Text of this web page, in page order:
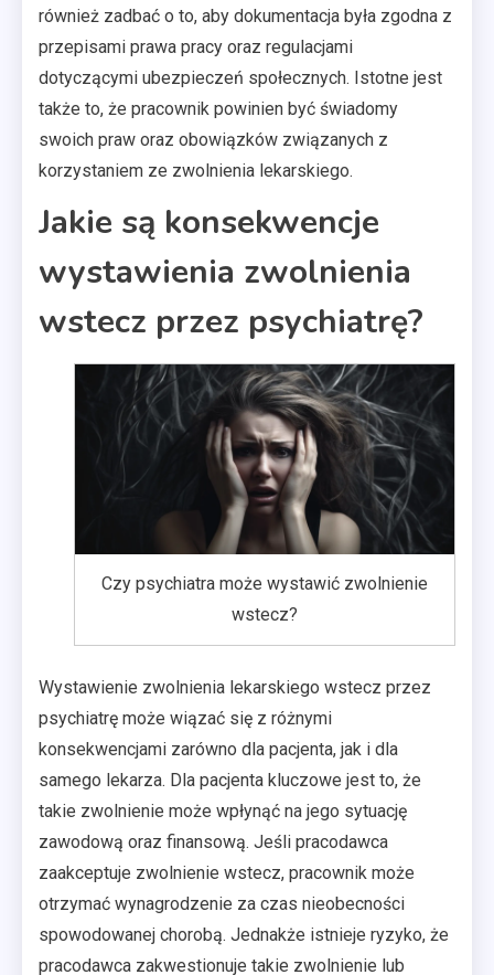
również zadbać o to, aby dokumentacja była zgodna z
przepisami prawa pracy oraz regulacjami
dotyczącymi ubezpieczeń społecznych. Istotne jest
także to, że pracownik powinien być świadomy
swoich praw oraz obowiązków związanych z
korzystaniem ze zwolnienia lekarskiego.
Jakie są konsekwencje
wystawienia zwolnienia
wstecz przez psychiatrę?
Czy psychiatra może wystawić zwolnienie
wstecz?
Wystawienie zwolnienia lekarskiego wstecz przez
psychiatrę może wiązać się z różnymi
konsekwencjami zarówno dla pacjenta, jak i dla
samego lekarza. Dla pacjenta kluczowe jest to, że
takie zwolnienie może wpłynąć na jego sytuację
zawodową oraz finansową. Jeśli pracodawca
zaakceptuje zwolnienie wstecz, pracownik może
otrzymać wynagrodzenie za czas nieobecności
spowodowanej chorobą. Jednakże istnieje ryzyko, że
pracodawca zakwestionuje takie zwolnienie lub